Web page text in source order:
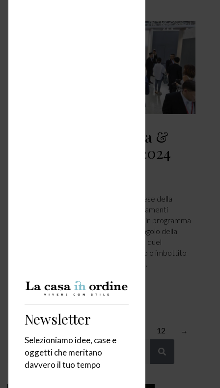
Fiere per la casa Italia &
mondo – settembre 2024
Settembre rappresenta, da sempre, il mese della
ripresa e infatti sono moltissimi gli appuntamenti
dedicati alla casa. Tante le manifestazioni in programma
utili per lasciarsi ispirare e rinnovare un angolo della
nostra casa o più semplicemente trovare quel
complemento d’arredo, lampada, tessuto o imbottito
che stavamo cercando. Un calendario di…
LEGGI ARTICOLO
12 →
Newsletter
Selezioniamo idee, case e
oggetti che meritano
davvero il tuo tempo